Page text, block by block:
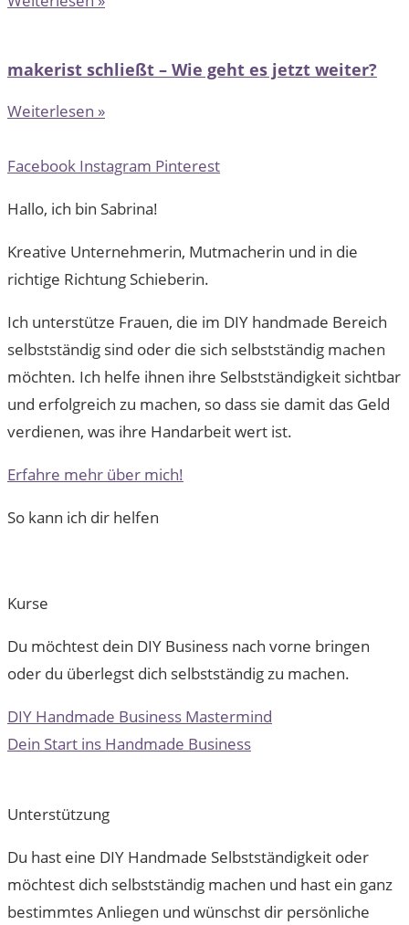
makerist schließt – Wie geht es jetzt weiter?
Weiterlesen »
Facebook Instagram Pinterest
Hallo, ich bin Sabrina!
Kreative Unternehmerin, Mutmacherin und in die
richtige Richtung Schieberin.
Ich unterstütze Frauen, die im DIY handmade Bereich
selbstständig sind oder die sich selbstständig machen
möchten. Ich helfe ihnen ihre Selbstständigkeit sichtbar
und erfolgreich zu machen, so dass sie damit das Geld
verdienen, was ihre Handarbeit wert ist.
Erfahre mehr über mich!
So kann ich dir helfen
Kurse
Du möchtest dein DIY Business nach vorne bringen
oder du überlegst dich selbstständig zu machen.
DIY Handmade Business Mastermind
Dein Start ins Handmade Business
Unterstützung
Du hast eine DIY Handmade Selbstständigkeit oder
möchtest dich selbstständig machen und hast ein ganz
bestimmtes Anliegen und wünschst dir persönliche